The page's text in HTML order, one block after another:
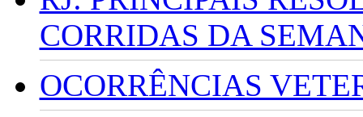
CORRIDAS DA
OCORRÊNCIAS